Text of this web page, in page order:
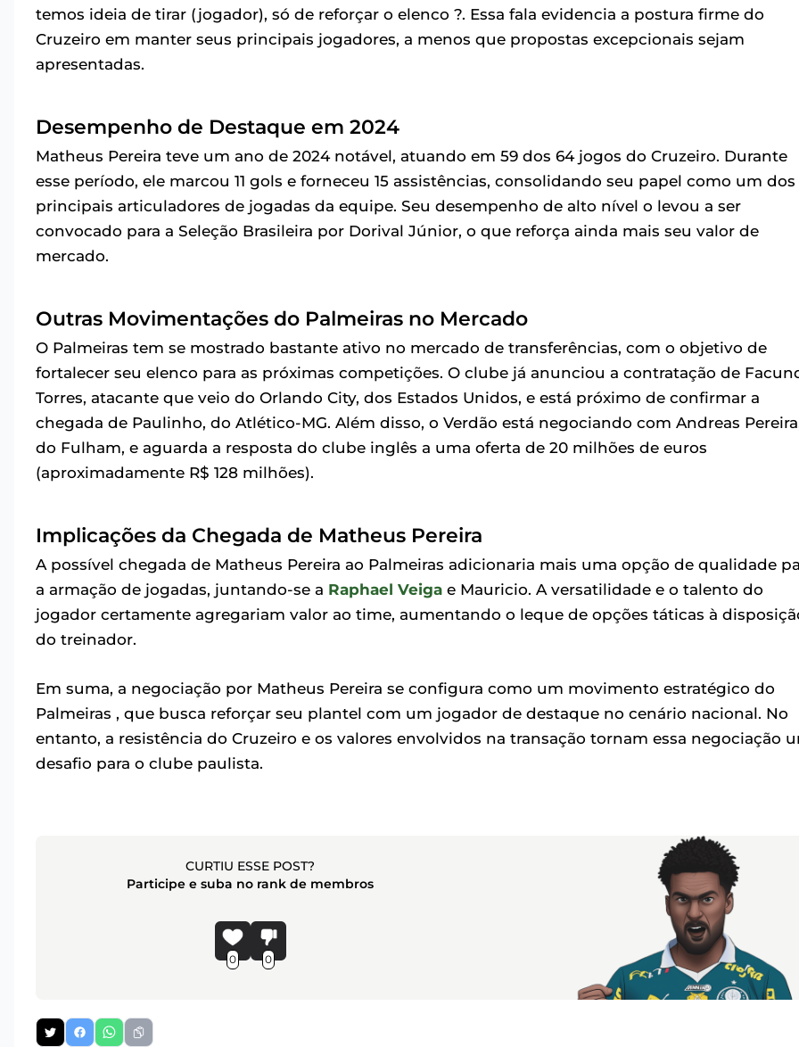
temos ideia de tirar (jogador), só de reforçar o elenco ?. Essa fala evidencia a postura firme do
Cruzeiro em manter seus principais jogadores, a menos que propostas excepcionais sejam
apresentadas.
Desempenho de Destaque em 2024
Matheus Pereira teve um ano de 2024 notável, atuando em 59 dos 64 jogos do Cruzeiro. Durante
esse período, ele marcou 11 gols e forneceu 15 assistências, consolidando seu papel como um dos
principais articuladores de jogadas da equipe. Seu desempenho de alto nível o levou a ser
convocado para a Seleção Brasileira por Dorival Júnior, o que reforça ainda mais seu valor de
mercado.
Outras Movimentações do Palmeiras no Mercado
O Palmeiras tem se mostrado bastante ativo no mercado de transferências, com o objetivo de
fortalecer seu elenco para as próximas competições. O clube já anunciou a contratação de
Torres, atacante que veio do Orlando City, dos Estados Unidos, e está próximo de confirmar a
chegada de Paulinho, do Atlético-MG. Além disso, o Verdão está negociando com Andreas
do Fulham, e aguarda a resposta do clube inglês a uma oferta de 20 milhões de euros
(aproximadamente R$ 128 milhões).
Implicações da Chegada de Matheus Pereira
A possível chegada de Matheus Pereira ao Palmeiras adicionaria mais uma opção de qualidade
a armação de jogadas, juntando-se a Raphael Veiga e Mauricio. A versatilidade e o talento do
jogador certamente agregariam valor ao time, aumentando o leque de opções táticas à
do treinador.
Em suma, a negociação por Matheus Pereira se configura como um movimento estratégico do
Palmeiras , que busca reforçar seu plantel com um jogador de destaque no cenário nacional. No
entanto, a resistência do Cruzeiro e os valores envolvidos na transação tornam essa negociação
desafio para o clube paulista.
CURTIU ESSE POST?
Participe e suba no rank de membros
0 0